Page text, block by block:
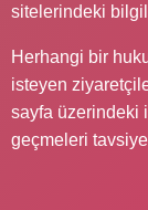
sitelerindeki
Herhangi bir
isteyen
sayfa üzerindeki
geçmeleri